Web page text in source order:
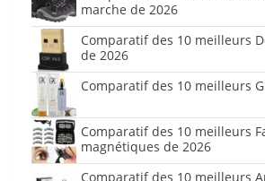
marche de 2026
Comparatif des 10 meilleurs
de 2026
Comparatif des 10 meilleurs
Comparatif des 10 meilleurs
magnétiques de 2026
Comparatif des 10 meilleurs